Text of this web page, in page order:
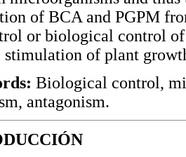
of BCA and PGPM
or biological control of
stimulation of plant
Biological control,
antagonism.